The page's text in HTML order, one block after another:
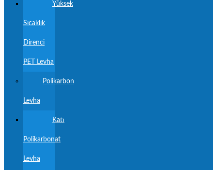
Yüksek
Sıcaklık
Direnci
PET Levha
Polikarbon
Levha
Katı
Polikarbonat
Levha